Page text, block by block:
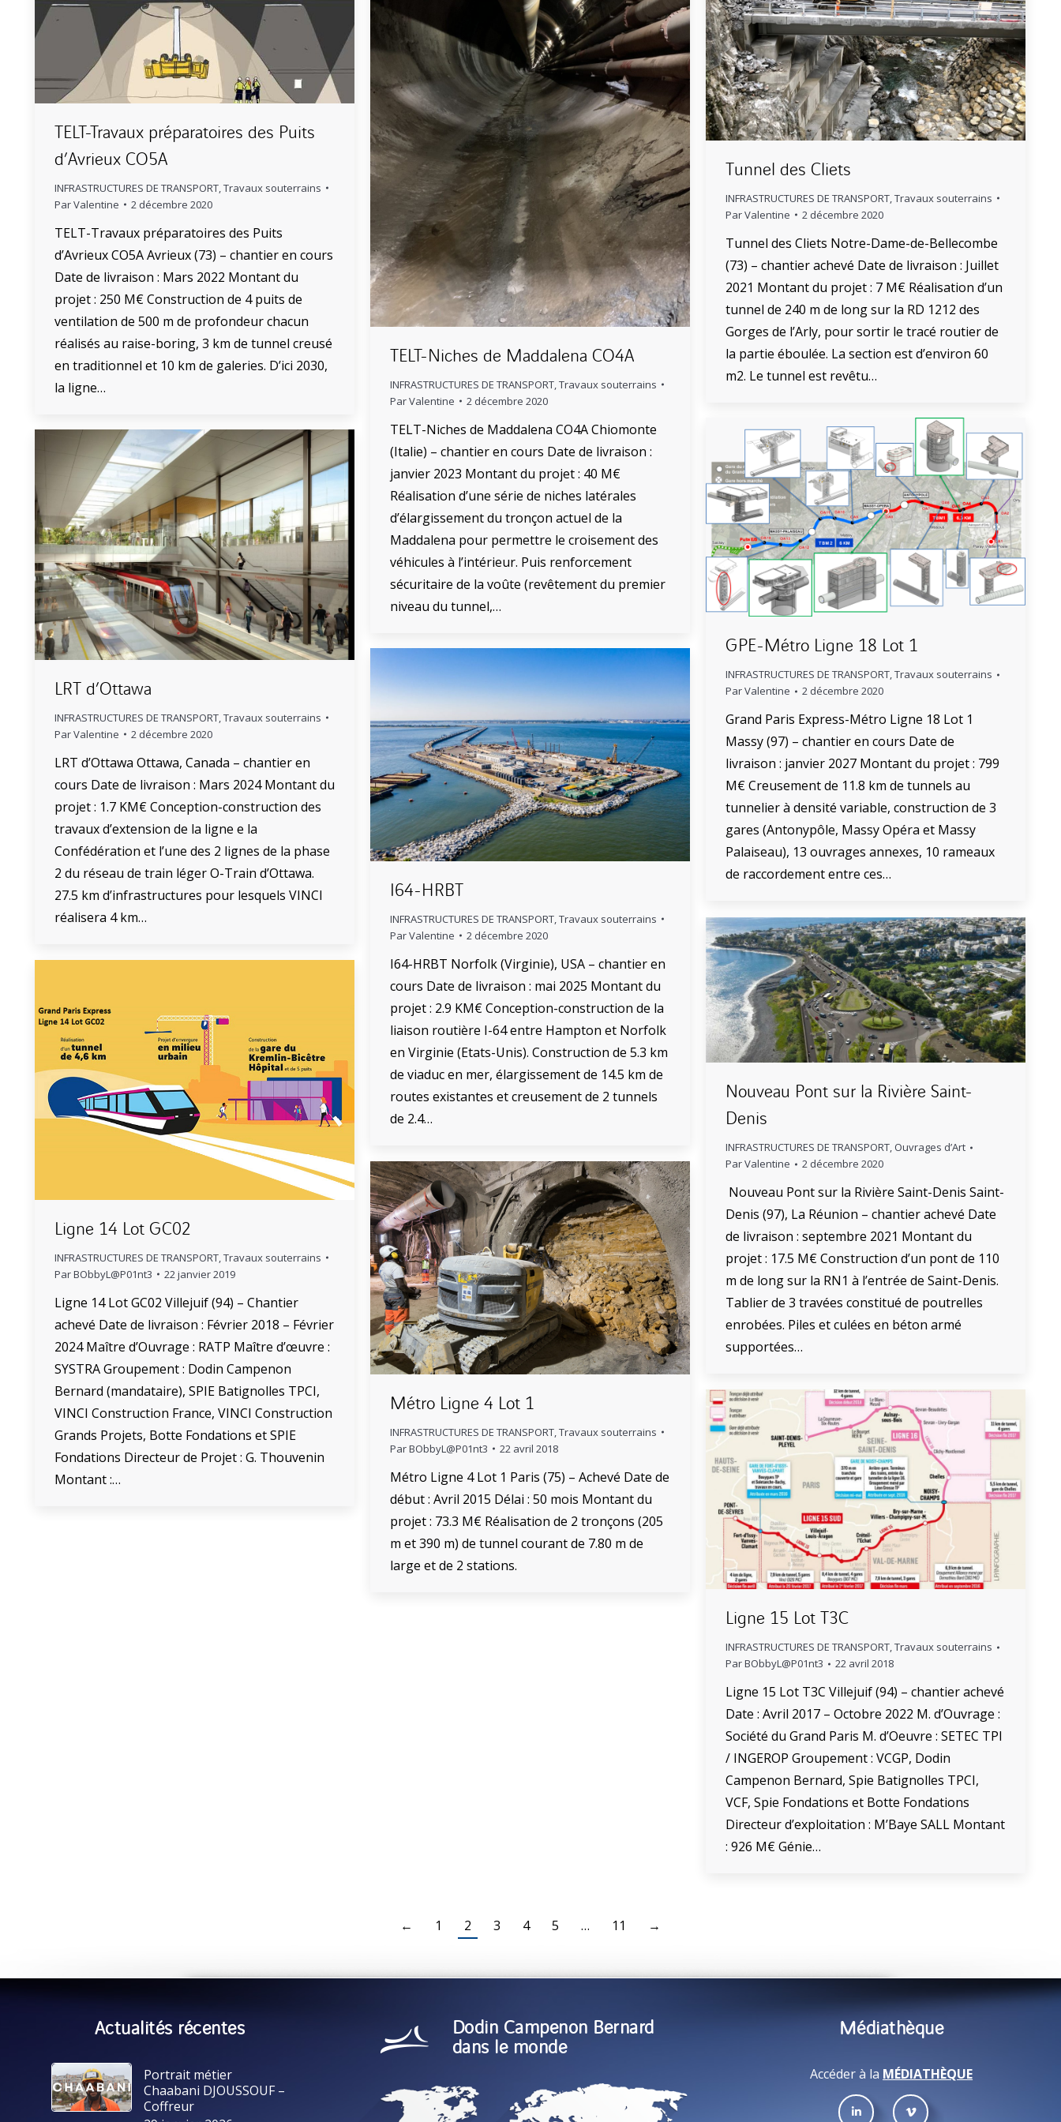
TELT-Travaux préparatoires des Puits
d’Avrieux CO5A
INFRASTRUCTURES DE TRANSPORT,Travaux souterrains
ParValentine 2 décembre 2020
TELT-Travaux préparatoires des Puits
d’Avrieux CO5A Avrieux (73) – chantier en cours
Date de livraison : Mars 2022 Montant du
projet : 250 M€ Construction de 4 puits de
ventilation de 500 m de profondeur chacun
réalisés au raise-boring, 3 km de tunnel creusé
en traditionnel et 10 km de galeries. D’ici 2030,
la ligne…
TELT-Niches de Maddalena CO4A
INFRASTRUCTURES DE TRANSPORT,Travaux souterrains
ParValentine 2 décembre 2020
TELT-Niches de Maddalena CO4A Chiomonte
(Italie) – chantier en cours Date de livraison :
janvier 2023 Montant du projet : 40 M€
Réalisation d’une série de niches latérales
d’élargissement du tronçon actuel de la
Maddalena pour permettre le croisement des
véhicules à l’intérieur. Puis renforcement
sécuritaire de la voûte (revêtement du premier
niveau du tunnel,…
Tunnel des Cliets
INFRASTRUCTURES DE TRANSPORT,Travaux souterrains
ParValentine 2 décembre 2020
Tunnel des Cliets Notre-Dame-de-Bellecombe
(73) – chantier achevé Date de livraison : Juillet
2021 Montant du projet : 7 M€ Réalisation d’un
tunnel de 240 m de long sur la RD 1212 des
Gorges de l’Arly, pour sortir le tracé routier de
la partie éboulée. La section est d’environ 60
m2. Le tunnel est revêtu…
GPE-Métro Ligne 18 Lot 1
INFRASTRUCTURES DE TRANSPORT,Travaux souterrains
ParValentine 2 décembre 2020
Grand Paris Express-Métro Ligne 18 Lot 1
Massy (97) – chantier en cours Date de
livraison : janvier 2027 Montant du projet : 799
M€ Creusement de 11.8 km de tunnels au
tunnelier à densité variable, construction de 3
gares (Antonypôle, Massy Opéra et Massy
Palaiseau), 13 ouvrages annexes, 10 rameaux
de raccordement entre ces…
LRT d’Ottawa
INFRASTRUCTURES DE TRANSPORT,Travaux souterrains
ParValentine 2 décembre 2020
LRT d’Ottawa Ottawa, Canada – chantier en
cours Date de livraison : Mars 2024 Montant du
projet : 1.7 KM€ Conception-construction des
travaux d’extension de la ligne e la
Confédération et l’une des 2 lignes de la phase
2 du réseau de train léger O-Train d’Ottawa.
27.5 km d’infrastructures pour lesquels VINCI
réalisera 4 km…
I64-HRBT
INFRASTRUCTURES DE TRANSPORT Travaux souterrains
ParValentine 2 décembre 2020
I64-HRBT Norfolk (Virginie), USA – chantier en
cours Date de livraison : mai 2025 Montant du
projet : 2.9 KM€ Conception-construction de la
liaison routière I-64 entre Hampton et Norfolk
en Virginie (Etats-Unis). Construction de 5.3 km
de viaduc en mer, élargissement de 14.5 km de
routes existantes et creusement de 2 tunnels
de 2.4…
Nouveau Pont sur la Rivière Saint-
Denis
INFRASTRUCTURES DE TRANSPORT, Ouvrages d’Art
ParValentine 2 décembre 2020
Nouveau Pont sur la Rivière Saint-Denis Saint-
Denis (97), La Réunion – chantier achevé Date
de livraison : septembre 2021 Montant du
projet : 17.5 M€ Construction d’un pont de 110
m de long sur la RN1 à l’entrée de Saint-Denis.
Tablier de 3 travées constitué de poutrelles
enrobées. Piles et culées en béton armé
supportées…
Ligne 14 Lot GC02
INFRASTRUCTURES DE TRANSPORT,Travaux souterrains
ParBObbyL@P01nt3 22 janvier 2019
Ligne 14 Lot GC02 Villejuif (94) – Chantier
achevé Date de livraison : Février 2018 – Février
2024 Maître d’Ouvrage : RATP Maître d’œuvre :
SYSTRA Groupement : Dodin Campenon
Bernard (mandataire), SPIE Batignolles TPCI,
VINCI Construction France, VINCI Construction
Grands Projets, Botte Fondations et SPIE
Fondations Directeur de Projet : G. Thouvenin
Montant :…
Métro Ligne 4 Lot 1
INFRASTRUCTURES DE TRANSPORT,Travaux souterrains
ParBObbyL@P01nt3 22 avril 2018
Métro Ligne 4 Lot 1 Paris (75) – Achevé Date de
début : Avril 2015 Délai : 50 mois Montant du
projet : 73.3 M€ Réalisation de 2 tronçons (205
m et 390 m) de tunnel courant de 7.80 m de
large et de 2 stations.
Ligne 15 Lot T3C
INFRASTRUCTURES DE TRANSPORT,Travaux souterrains
ParBObbyL@P01nt3 22 avril 2018
Ligne 15 Lot T3C Villejuif (94) – chantier achevé
Date : Avril 2017 – Octobre 2022 M. d’Ouvrage :
Société du Grand Paris M. d’Oeuvre : SETEC TPI
/ INGEROP Groupement : VCGP, Dodin
Campenon Bernard, Spie Batignolles TPCI,
VCF, Spie Fondations et Botte Fondations
Directeur d’exploitation : M’Baye SALL Montant
: 926 M€ Génie…
← 1 2 3 4 5 … 11 →
Actualités récentes
Portrait métier
Chaabani DJOUSSOUF –
Coffreur
Dodin Campenon Bernard
dans le monde
Médiathèque
Accéder à la MÉDIATHÈQUE
Trouvez nous sur :